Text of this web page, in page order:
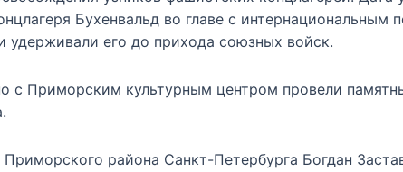
Бухенвальд во главе с интернациональным
удерживали его до прихода союзных войск.
с Приморским культурным центром провели
района Санкт-Петербурга Богдан